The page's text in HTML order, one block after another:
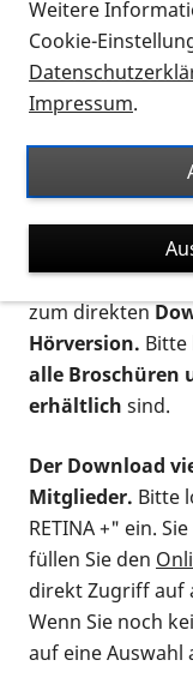
für blinde und
Auf dieser Seite
Ort. Nutzen Sie
nach Flyern und
suchen. Die
verschiedenen
postalischen
zum direkten
Hörversion. Bitte
alle Broschüren
erhältlich sind.
Der Download
Mitglieder. Bitte
RETINA +" ein.
füllen Sie den
direkt Zugriff auf
Wenn Sie noch
auf eine Auswahl
Weitere
Cookie-
Impressum.